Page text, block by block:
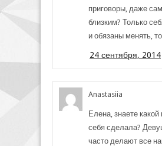
приговоры, даже
близким? Только
и обязаны менять,
24 сентября, 2014
Anastasiia
Елена, знаете
себя сделала?
часто делают все